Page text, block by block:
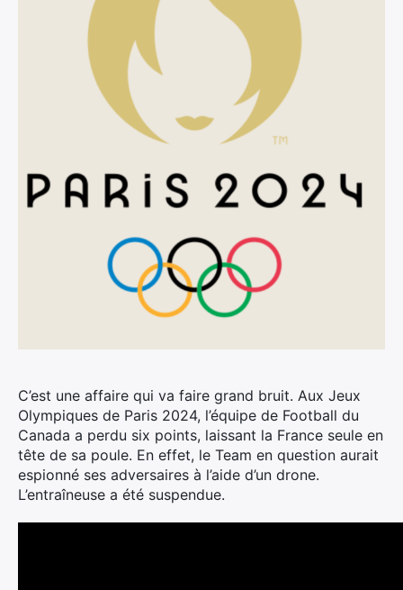
C’est une affaire qui va faire grand bruit. Aux Jeux
Olympiques de Paris 2024, l’équipe de Football du
Canada a perdu six points, laissant la France seule en
tête de sa poule. En effet, le Team en question aurait
espionné ses adversaires à l’aide d’un drone.
L’entraîneuse a été suspendue.